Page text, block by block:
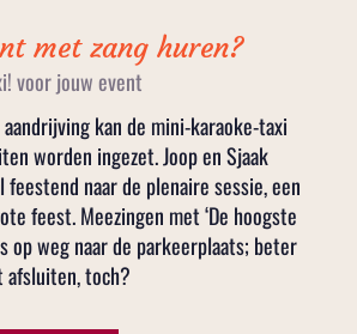
met zang huren?
voor jouw event
kan de mini-karaoke-taxi
worden ingezet. Joop en Sjaak
feestend naar de plenaire sessie, een
feest. Meezingen met ‘De hoogste
op weg naar de parkeerplaats; beter
afsluiten, toch?